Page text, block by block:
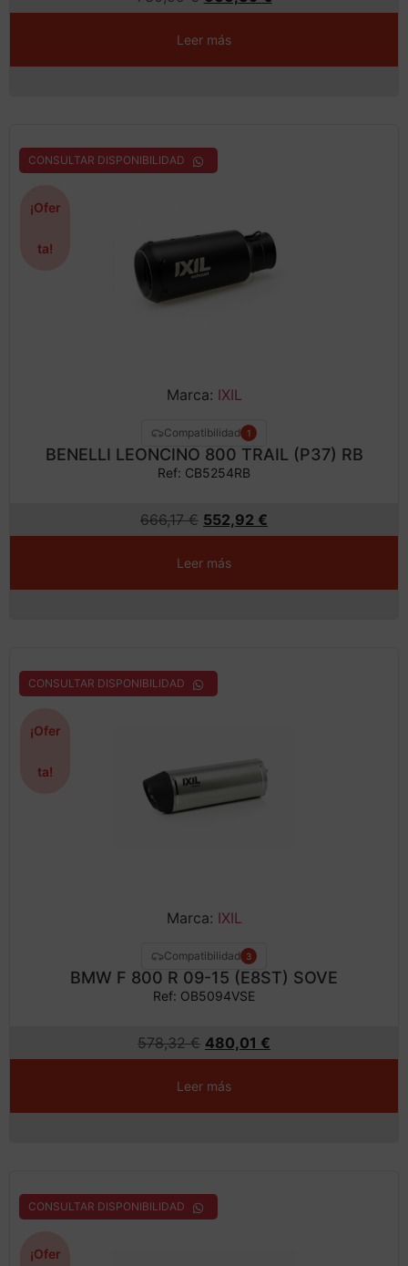
CONSULTAR DISPONIBILIDAD
Marca: IXIL
1
BENELLI LEONCINO 800 TRAIL (P37) RB
Ref: CB5254RB
666,17 € 552,92 €
CONSULTAR DISPONIBILIDAD
Marca: IXIL
3
BMW F 800 R 09-15 (E8ST) SOVE
Ref: OB5094VSE
578,32 € 480,01 €
CONSULTAR DISPONIBILIDAD